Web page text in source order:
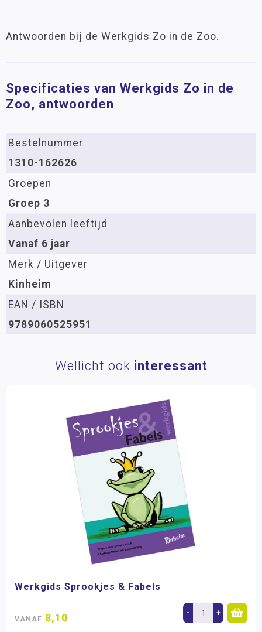
Antwoorden bij de Werkgids Zo in de Zoo.
Specificaties van Werkgids Zo in de
Zoo, antwoorden
Bestelnummer
1310-162626
Groepen
Groep 3
Aanbevolen leeftijd
Vanaf 6 jaar
Merk / Uitgever
Kinheim
EAN / ISBN
9789060525951
Wellicht ook interessant
Werkgids Sprookjes & Fabels
VANAF 8,10 - +